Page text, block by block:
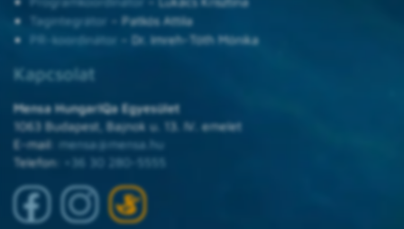
Tagintegrátor
– Patkós Attila
PR-koordinátor – Dr. Imreh-Tóth Mónika
Kapcsolat
Mensa HungarIQa Egyesület
1063 Budapest, Bajnok u. 13. IV. emelet
E-mail: mensa@mensa.hu
Telefon:
+36 30 280-5555